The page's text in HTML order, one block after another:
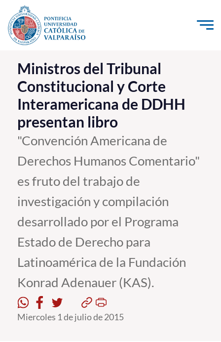
Click acá para ir directamente al contenido
La Universidad
Investigación, Creación e Innovación
PUCV Internacional
Vinculación con el Medio
Admisión
Pregrado
Postgrado
Formación Continua
Estudiantes
Académicos
Funcionarios
Alumni
Ministros del Tribunal
Constitucional y Corte
Interamericana de DDHH
presentan libro
"Convención Americana de
Derechos Humanos Comentario"
es fruto del trabajo de
investigación y compilación
desarrollado por el Programa
Estado de Derecho para
Latinoamérica de la Fundación
Konrad Adenauer (KAS).
Miercoles 1 de julio de 2015